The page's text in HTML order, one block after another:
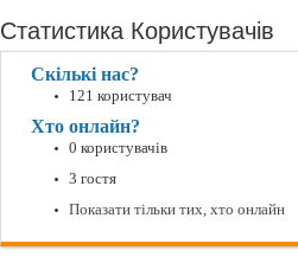
Статистика Користувачів
Скількі нас?
121 користувач
Хто онлайн?
0 користувачів
3 гостя
Показати тільки тих, хто онлайн